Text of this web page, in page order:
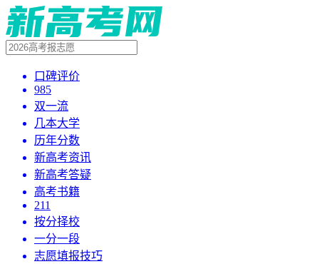
口碑评价
985
双一流
几本大学
历年分数
新高考资讯
新高考答疑
高考书籍
211
按分择校
一分一段
志愿填报技巧